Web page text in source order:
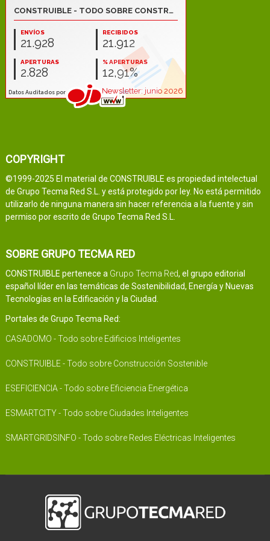
COPYRIGHT
©1999-2025 El material de CONSTRUIBLE es propiedad intelectual
de Grupo Tecma Red S.L. y está protegido por ley. No está permitido
utilizarlo de ninguna manera sin hacer referencia a la fuente y sin
permiso por escrito de Grupo Tecma Red S.L.
SOBRE GRUPO TECMA RED
CONSTRUIBLE pertenece a Grupo Tecma Red, el grupo editorial
español líder en las temáticas de Sostenibilidad, Energía y Nuevas
Tecnologías en la Edificación y la Ciudad.
Portales de Grupo Tecma Red:
CASADOMO - Todo sobre Edificios Inteligentes
CONSTRUIBLE - Todo sobre Construcción Sostenible
ESEFICIENCIA - Todo sobre Eficiencia Energética
ESMARTCITY - Todo sobre Ciudades Inteligentes
SMARTGRIDSINFO - Todo sobre Redes Eléctricas Inteligentes